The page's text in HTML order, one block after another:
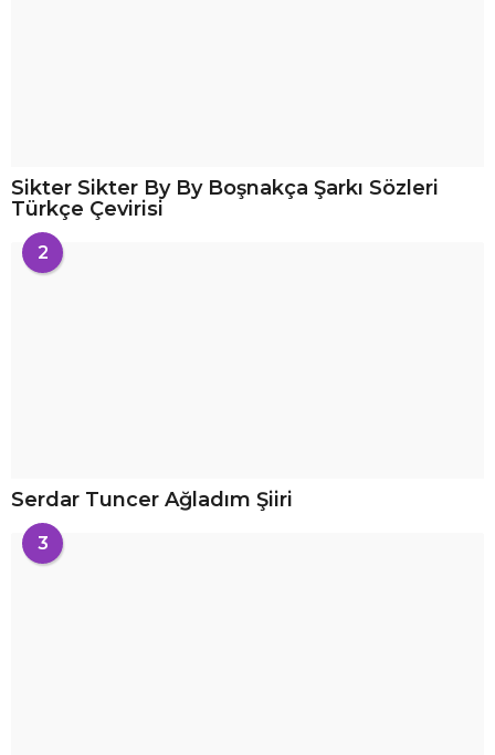
Sikter Sikter By By Boşnakça Şarkı Sözleri
Türkçe Çevirisi
2
Serdar Tuncer Ağladım Şiiri
3